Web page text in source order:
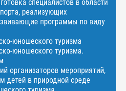
специалистов в области
реализующих
программы по виду
юношеского туризма
юношеского туризма.
организаторов мероприятий,
детей в природной среде